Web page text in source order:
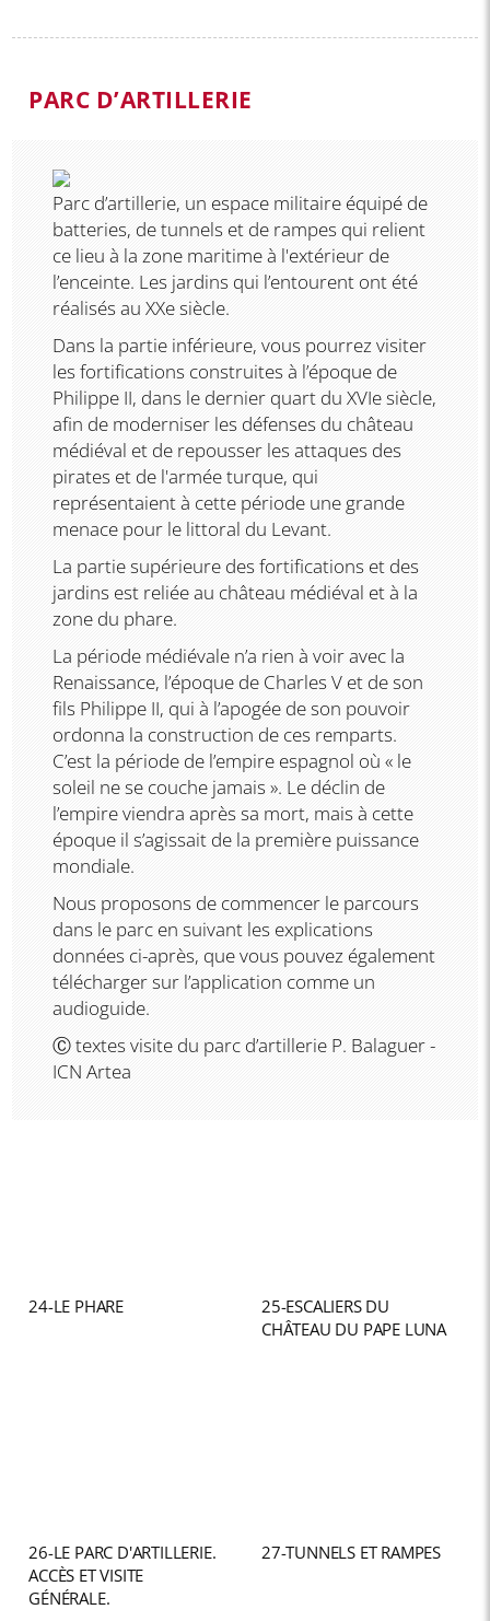
PARC D’ARTILLERIE
Parc d’artillerie, un espace militaire équipé de
batteries, de tunnels et de rampes qui relient
ce lieu à la zone maritime à l'extérieur de
l’enceinte. Les jardins qui l’entourent ont été
réalisés au XXe siècle.
Dans la partie inférieure, vous pourrez visiter
les fortifications construites à l’époque de
Philippe II, dans le dernier quart du XVIe siècle,
afin de moderniser les défenses du château
médiéval et de repousser les attaques des
pirates et de l'armée turque, qui
représentaient à cette période une grande
menace pour le littoral du Levant.
La partie supérieure des fortifications et des
jardins est reliée au château médiéval et à la
zone du phare.
La période médiévale n’a rien à voir avec la
Renaissance, l’époque de Charles V et de son
fils Philippe II, qui à l’apogée de son pouvoir
ordonna la construction de ces remparts.
C’est la période de l’empire espagnol où « le
soleil ne se couche jamais ». Le déclin de
l’empire viendra après sa mort, mais à cette
époque il s’agissait de la première puissance
mondiale.
Nous proposons de commencer le parcours
dans le parc en suivant les explications
données ci-après, que vous pouvez également
télécharger sur l’application comme un
audioguide.
Ⓒ textes visite du parc d’artillerie P. Balaguer -
ICN Artea
24-LE PHARE
25-ESCALIERS DU
CHÂTEAU DU PAPE LUNA
26-LE PARC D'ARTILLERIE.
ACCÈS ET VISITE
GÉNÉRALE.
27-TUNNELS ET RAMPES